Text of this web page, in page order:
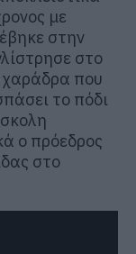
με
στην
στο
χαράδρα που
το πόδι
ο πρόεδρος
στο